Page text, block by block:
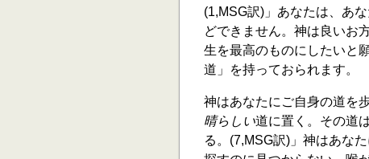
(1,MSG訳)」あなたは、あ
どできません。神は良いお
生を最高のものにしたいと
道」を持っておられます。
神はあなたにご自身の道を
晴らしい道に置く。その道
る。(7,MSG訳)」神はあな